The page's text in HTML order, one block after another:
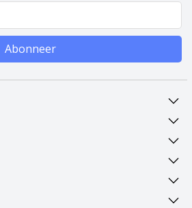
Abonneer